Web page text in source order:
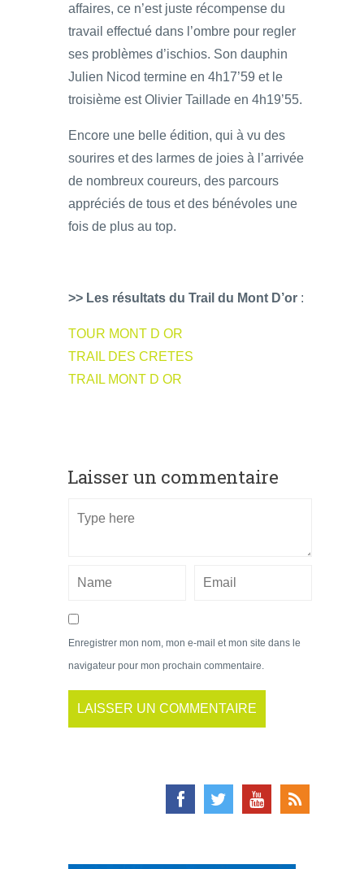
affaires, ce n’est juste récompense du
travail effectué dans l’ombre pour regler
ses problèmes d’ischios. Son dauphin
Julien Nicod termine en 4h17’59 et le
troisième est Olivier Taillade en 4h19’55.
Encore une belle édition, qui à vu des
sourires et des larmes de joies à l’arrivée
de nombreux coureurs, des parcours
appréciés de tous et des bénévoles une
fois de plus au top.
>> Les résultats du Trail du Mont D’or :
TOUR MONT D OR
TRAIL DES CRETES
TRAIL MONT D OR
Laisser un commentaire
Enregistrer mon nom, mon e-mail et mon site dans le
navigateur pour mon prochain commentaire.